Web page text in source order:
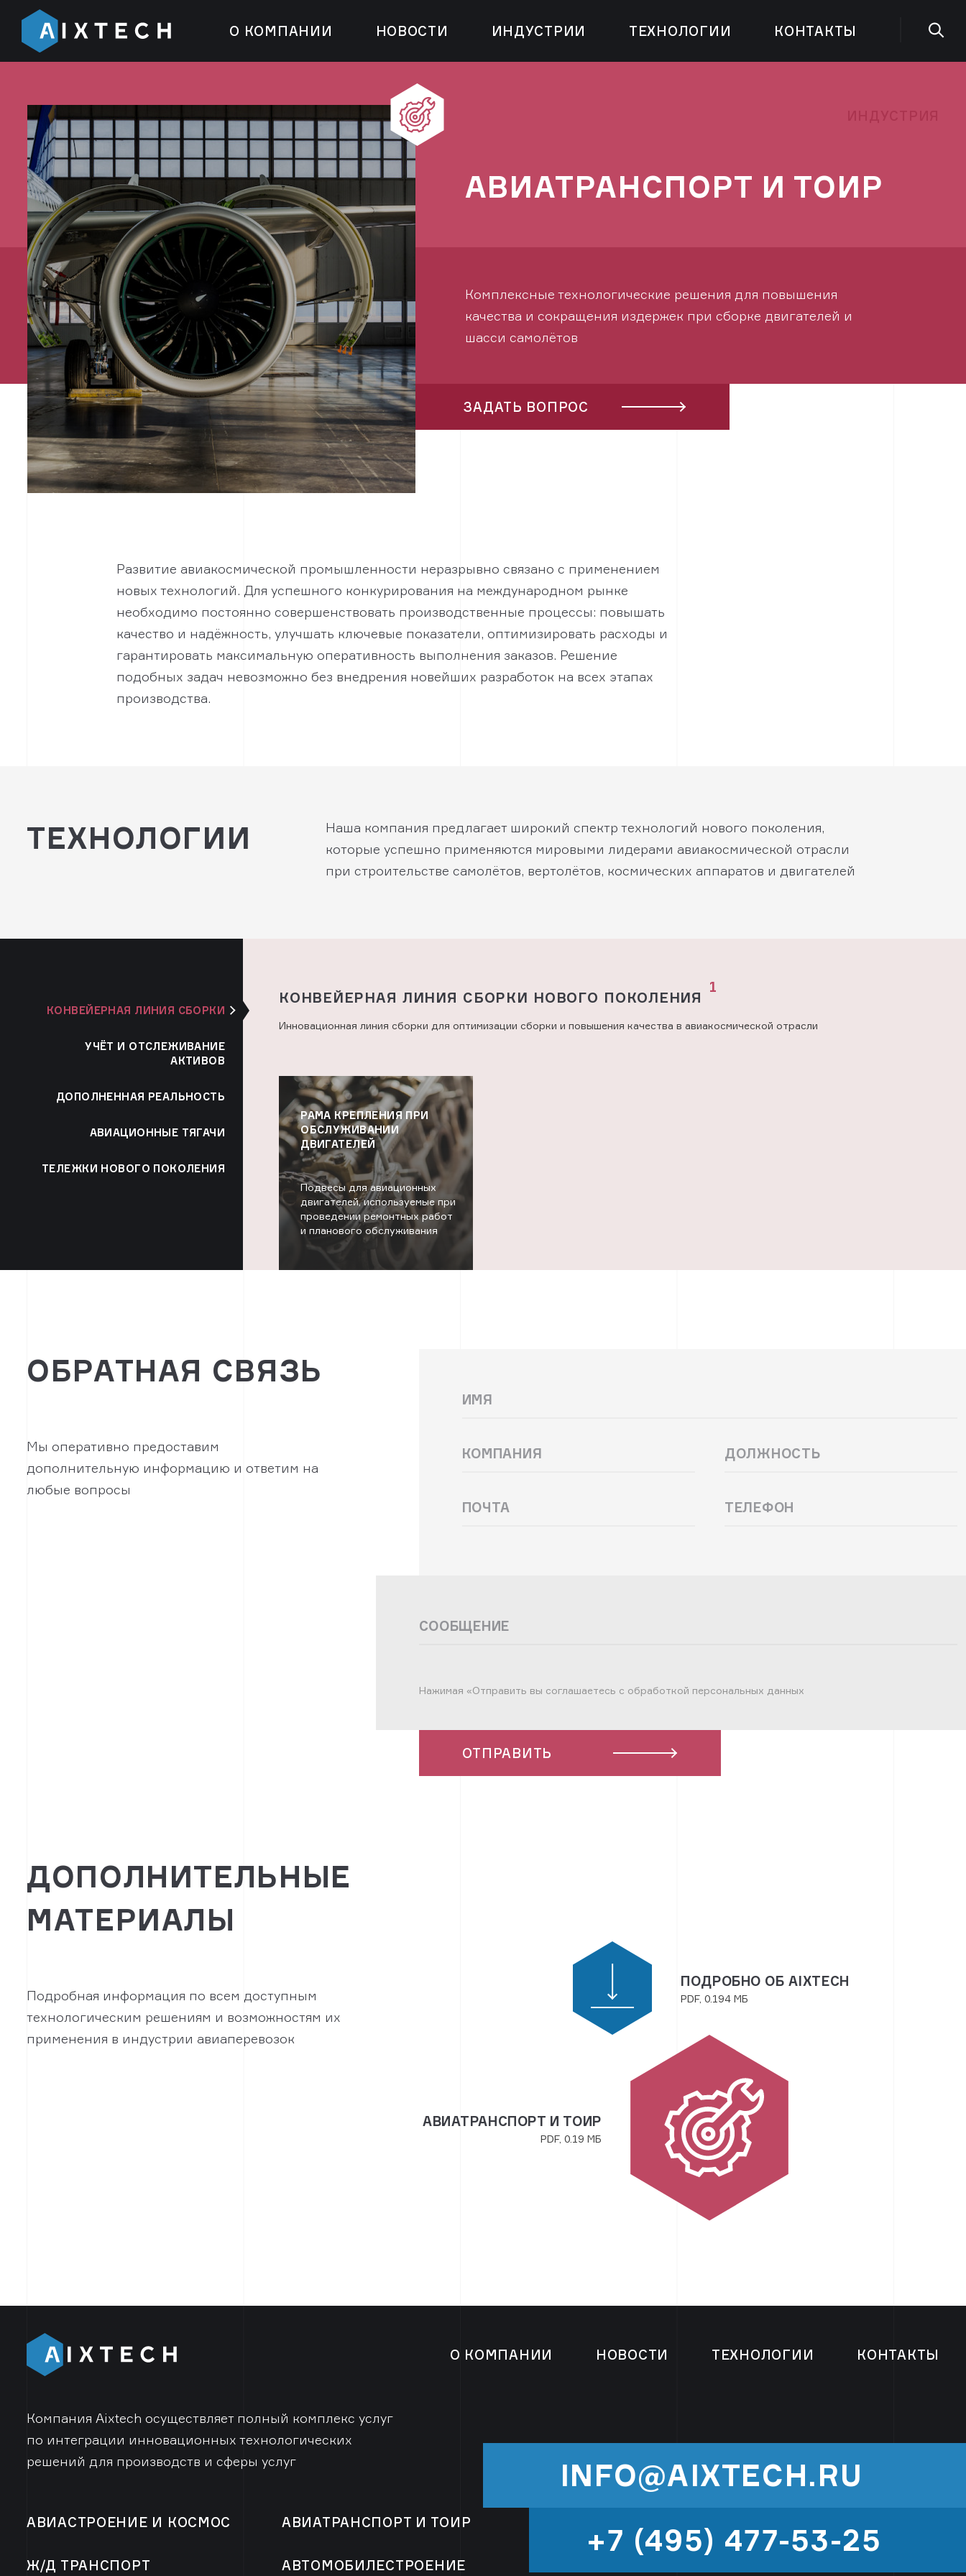
О КОМПАНИИ НОВОСТИ ИНДУСТРИИ ТЕХНОЛОГИИ КОНТАКТЫ
АВИАТРАНСПОРТ И ТОИР
Комплексные технологические решения для повышения
качества и сокращения издержек при сборке двигателей и
шасси самолётов
ЗАДАТЬ ВОПРОС
Развитие авиакосмической промышленности неразрывно связано с применением
новых технологий. Для успешного конкурирования на международном рынке
необходимо постоянно совершенствовать производственные процессы: повышать
качество и надёжность, улучшать ключевые показатели, оптимизировать расходы и
гарантировать максимальную оперативность выполнения заказов. Решение
подобных задач невозможно без внедрения новейших разработок на всех этапах
производства.
ТЕХНОЛОГИИ
Наша компания предлагает широкий спектр технологий нового поколения,
которые успешно применяются мировыми лидерами авиакосмической отрасли
при строительстве самолётов, вертолётов, космических аппаратов и двигателей
КОНВЕЙЕРНАЯ ЛИНИЯ СБОРКИ
УЧЁТ И ОТСЛЕЖИВАНИЕ
АКТИВОВ
ДОПОЛНЕННАЯ РЕАЛЬНОСТЬ
АВИАЦИОННЫЕ ТЯГАЧИ
ТЕЛЕЖКИ НОВОГО ПОКОЛЕНИЯ
КОНВЕЙЕРНАЯ ЛИНИЯ СБОРКИ НОВОГО ПОКОЛЕНИЯ
1
Инновационная линия сборки для оптимизации сборки и повышения качества в авиакосмической отрасли
РАМА КРЕПЛЕНИЯ ПРИ
ОБСЛУЖИВАНИИ
ДВИГАТЕЛЕЙ
Подвесы для авиационных
двигателей, используемые при
проведении ремонтных работ
и планового обслуживания
ОБРАТНАЯ СВЯЗЬ
Мы оперативно предоставим
дополнительную информацию и ответим на
любые вопросы
Нажимая «Отправить вы соглашаетесь с обработкой персональных данных
ОТПРАВИТЬ
ДОПОЛНИТЕЛЬНЫЕ
МАТЕРИАЛЫ
Подробная информация по всем доступным
технологическим решениям и возможностям их
применения в индустрии авиаперевозок
ПОДРОБНО ОБ AIXTECH
PDF, 0.194 МБ
АВИАТРАНСПОРТ И ТОИР
PDF, 0.19 МБ
О КОМПАНИИ НОВОСТИ ТЕХНОЛОГИИ КОНТАКТЫ
Компания Aixtech осуществляет полный комплекс услуг
по интеграции инновационных технологических
решений для производств и сферы услуг
АВИАСТРОЕНИЕ И КОСМОС АВИАТРАНСПОРТ И ТОИР
Ж/Д ТРАНСПОРТ АВТОМОБИЛЕСТРОЕНИЕ
INFO@AIXTECH.RU
+7 (495) 477-53-25